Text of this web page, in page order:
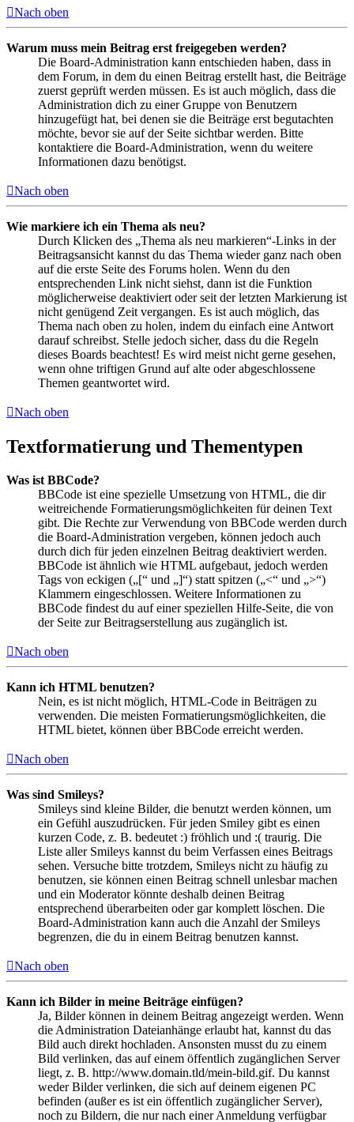
Nach oben
Warum muss mein Beitrag erst freigegeben werden?
Die Board-Administration kann entschieden haben, dass in
dem Forum, in dem du einen Beitrag erstellt hast, die Beiträge
zuerst geprüft werden müssen. Es ist auch möglich, dass die
Administration dich zu einer Gruppe von Benutzern
hinzugefügt hat, bei denen sie die Beiträge erst begutachten
möchte, bevor sie auf der Seite sichtbar werden. Bitte
kontaktiere die Board-Administration, wenn du weitere
Informationen dazu benötigst.
Nach oben
Wie markiere ich ein Thema als neu?
Durch Klicken des „Thema als neu markieren“-Links in der
Beitragsansicht kannst du das Thema wieder ganz nach oben
auf die erste Seite des Forums holen. Wenn du den
entsprechenden Link nicht siehst, dann ist die Funktion
möglicherweise deaktiviert oder seit der letzten Markierung ist
nicht genügend Zeit vergangen. Es ist auch möglich, das
Thema nach oben zu holen, indem du einfach eine Antwort
darauf schreibst. Stelle jedoch sicher, dass du die Regeln
dieses Boards beachtest! Es wird meist nicht gerne gesehen,
wenn ohne triftigen Grund auf alte oder abgeschlossene
Themen geantwortet wird.
Nach oben
Textformatierung und Thementypen
Was ist BBCode?
BBCode ist eine spezielle Umsetzung von HTML, die dir
weitreichende Formatierungsmöglichkeiten für deinen Text
gibt. Die Rechte zur Verwendung von BBCode werden durch
die Board-Administration vergeben, können jedoch auch
durch dich für jeden einzelnen Beitrag deaktiviert werden.
BBCode ist ähnlich wie HTML aufgebaut, jedoch werden
Tags von eckigen („[“ und „]“) statt spitzen („<“ und „>“)
Klammern eingeschlossen. Weitere Informationen zu
BBCode findest du auf einer speziellen Hilfe-Seite, die von
der Seite zur Beitragserstellung aus zugänglich ist.
Nach oben
Kann ich HTML benutzen?
Nein, es ist nicht möglich, HTML-Code in Beiträgen zu
verwenden. Die meisten Formatierungsmöglichkeiten, die
HTML bietet, können über BBCode erreicht werden.
Nach oben
Was sind Smileys?
Smileys sind kleine Bilder, die benutzt werden können, um
ein Gefühl auszudrücken. Für jeden Smiley gibt es einen
kurzen Code, z. B. bedeutet :) fröhlich und :( traurig. Die
Liste aller Smileys kannst du beim Verfassen eines Beitrags
sehen. Versuche bitte trotzdem, Smileys nicht zu häufig zu
benutzen, sie können einen Beitrag schnell unlesbar machen
und ein Moderator könnte deshalb deinen Beitrag
entsprechend überarbeiten oder gar komplett löschen. Die
Board-Administration kann auch die Anzahl der Smileys
begrenzen, die du in einem Beitrag benutzen kannst.
Nach oben
Kann ich Bilder in meine Beiträge einfügen?
Ja, Bilder können in deinem Beitrag angezeigt werden. Wenn
die Administration Dateianhänge erlaubt hat, kannst du das
Bild auch direkt hochladen. Ansonsten musst du zu einem
Bild verlinken, das auf einem öffentlich zugänglichen Server
liegt, z. B. http://www.domain.tld/mein-bild.gif. Du kannst
weder Bilder verlinken, die sich auf deinem eigenen PC
befinden (außer es ist ein öffentlich zugänglicher Server),
noch zu Bildern, die nur nach einer Anmeldung verfügbar